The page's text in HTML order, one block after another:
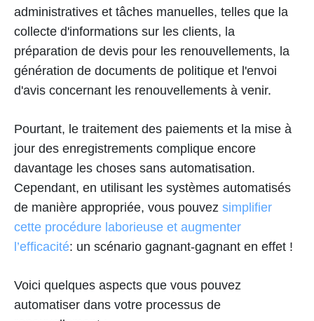
administratives et tâches manuelles, telles que la
collecte d'informations sur les clients, la
préparation de devis pour les renouvellements, la
génération de documents de politique et l'envoi
d'avis concernant les renouvellements à venir.
Pourtant, le traitement des paiements et la mise à
jour des enregistrements complique encore
davantage les choses sans automatisation.
Cependant, en utilisant les systèmes automatisés
de manière appropriée, vous pouvez simplifier
cette procédure laborieuse et augmenter
l’efficacité: un scénario gagnant-gagnant en effet !
Voici quelques aspects que vous pouvez
automatiser dans votre processus de